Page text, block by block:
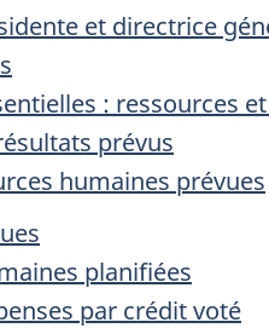
et directrice
: ressources
prévus
humaines prévues
planifiées
par crédit voté